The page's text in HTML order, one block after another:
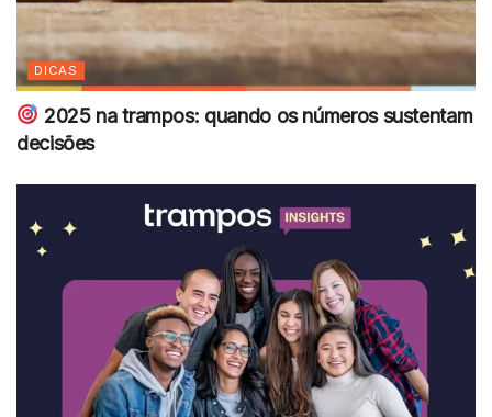
DICAS
2025 na trampos: quando os números sustentam
decisões